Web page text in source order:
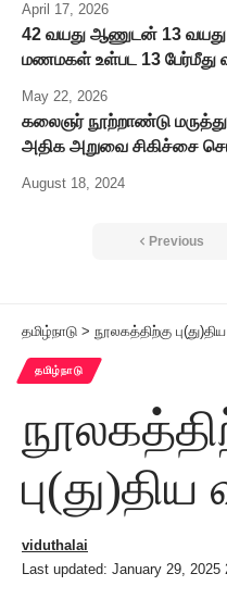
April 17, 2026
42 வயது ஆணுடன் 13 வயது
மணமகள் உள்பட 13 பேர்மீது
May 22, 2026
கலைஞர் நூற்றாண்டு
அதிக அறுவை சிகிச்சை
August 18, 2024
Previous
தமிழ்நாடு > நூலகத்திற்கு
தமிழ்நாடு
Last updated: January 29, 2025
viduthalai